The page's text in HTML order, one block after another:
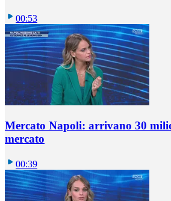
00:53
Mercato Napoli: arrivano 30
mercato
00:39